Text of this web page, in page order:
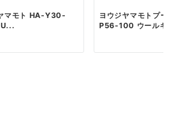
マモト HA-Y30-
ヨウジヤマモトプー
P56-100 ウールギ